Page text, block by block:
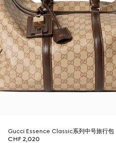
Gucci Essence Classic系列中号旅行包
CHF 2,020